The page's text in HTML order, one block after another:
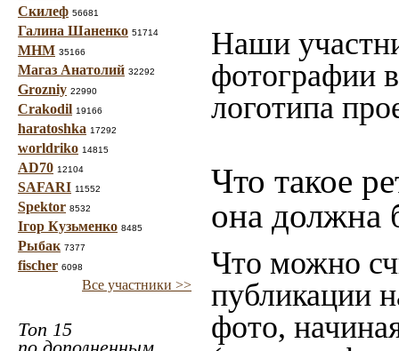
Скилеф 56681
Галина Шаненко 51714
МНМ 35166
Магаз Анатолий 32292
Grozniy 22990
Crakodil 19166
haratoshka 17292
worldriko 14815
AD70 12104
SAFARI 11552
Spektor 8532
Ігор Кузьменко 8485
Рыбак 7377
fischer 6098
Все участники >>
Топ 15
Наши
фотографии
логотипа
Что такое
она должна
Что можно
публикации
фото,